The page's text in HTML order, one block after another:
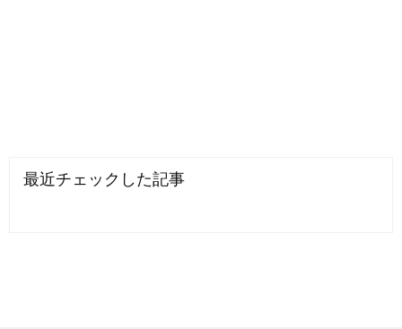
最近チェックした記事